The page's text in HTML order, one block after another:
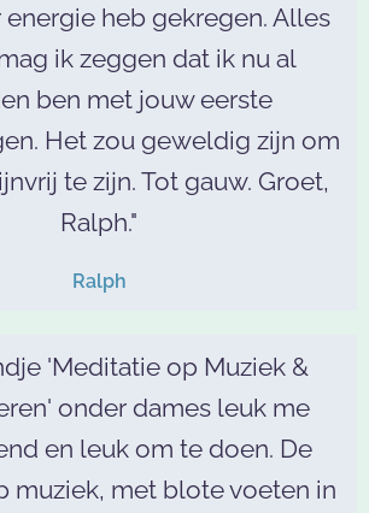
energie heb gekregen. Alles
ik zeggen dat ik nu al
ben met jouw eerste
Het zou geweldig zijn om
te zijn. Tot gauw. Groet,
Ralph."
Ralph
'Meditatie op Muziek &
onder dames leuk me
en leuk om te doen. De
muziek, met blote voeten in